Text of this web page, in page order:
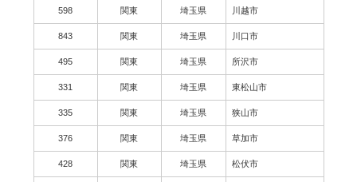
598 関東 埼玉県 川越市
843 関東 埼玉県 川口市
495 関東 埼玉県 所沢市
331 関東 埼玉県 東松山市
335 関東 埼玉県 狭山市
376 関東 埼玉県 草加市
428 関東 埼玉県 松伏市